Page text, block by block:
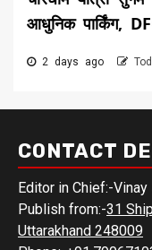
आधुनिक पार्किंग,
2 days ago
CONTACT
Editor in Chief:-Vinay
Publish from:-31
Uttarakhand 248009